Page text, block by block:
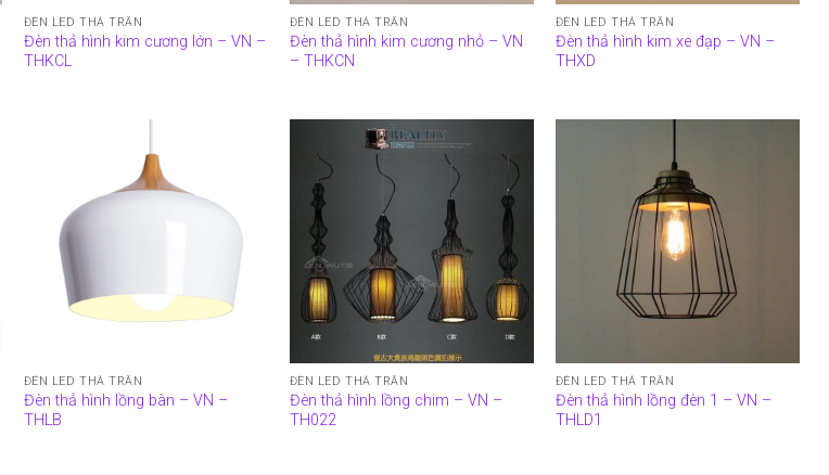
ĐÈN LED THẢ TRẦN
Đèn thả hình kim cương lớn – VN –
THKCL
ĐÈN LED THẢ TRẦN
Đèn thả hình kim cương nhỏ – VN
– THKCN
ĐÈN LED THẢ TRẦN
Đèn thả hình kim xe đạp – VN –
THXD
ĐÈN LED THẢ TRẦN
Đèn thả hình lồng bàn – VN –
THLB
ĐÈN LED THẢ TRẦN
Đèn thả hình lồng chim – VN –
TH022
ĐÈN LED THẢ TRẦN
Đèn thả hình lồng đèn 1 – VN –
THLD1